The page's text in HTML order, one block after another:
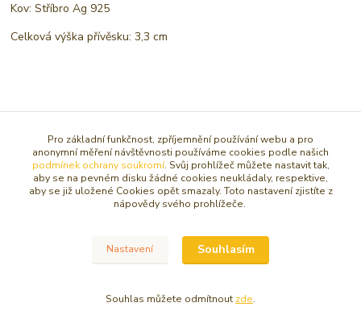
Kov: Stříbro Ag 925
Celková výška přívěsku: 3,3 cm
Zboží zařazeno v kategoriích
PŘÍVĚSKY
© Copyright 2016 - 2026 Caracasa Atelier. Všechna práva vyhrazena.
Pro základní funkčnost, zpříjemnění používání webu a pro
anonymní měření návštěvnosti používáme cookies podle našich
podmínek ochrany soukromí. Svůj prohlížeč můžete nastavit tak,
aby se na pevném disku žádné cookies neukládaly, respektive,
aby se již uložené Cookies opět smazaly. Toto nastavení zjistíte z
nápovědy svého prohlížeče.
Nastavení Souhlasím
Souhlas můžete odmítnout zde.